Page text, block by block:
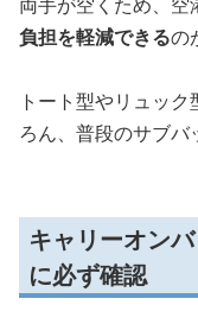
負担を軽減できるの
トート型やリュッ
ろん、普段のサブバ
キャリーオン
に必ず確認